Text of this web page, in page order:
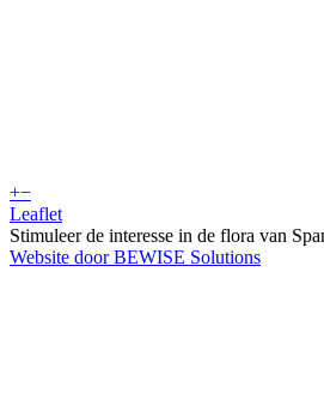
+−
Leaflet
Stimuleer de interesse in de flora van
Website door BEWISE Solutions